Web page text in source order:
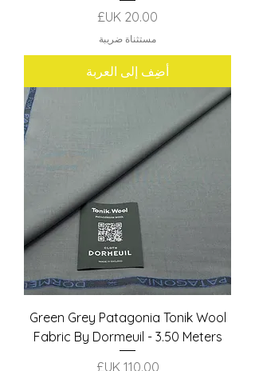
السعر
مستثناة ضريبة
أضِف إلى العربة
Green Grey Patagonia Tonik Wool
Fabric By Dormeuil - 3.50 Meters
السعر